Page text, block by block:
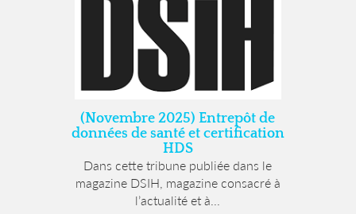
(Novembre 2025) Entrepôt de
données de santé et certification
HDS
Dans cette tribune publiée dans le
magazine DSIH, magazine consacré à
l’actualité et à...